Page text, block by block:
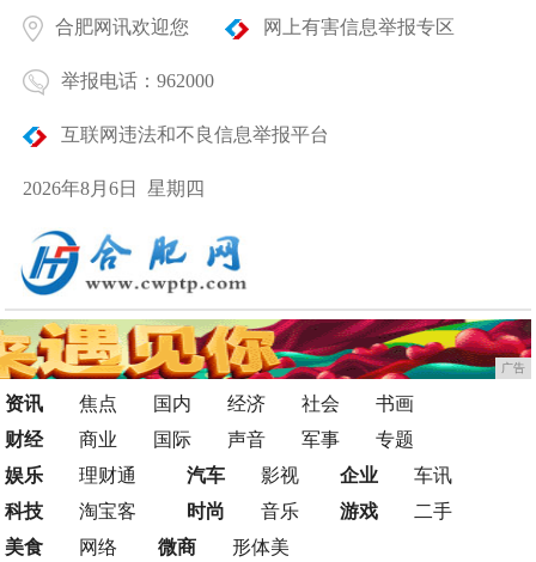
合肥网讯欢迎您 网上有害信息举报专区
举报电话：962000
互联网违法和不良信息举报平台
2026年8月6日 星期四
广告
资讯 焦点 国内 经济 社会
书画
财经
商业 国际 声音 军事
专题
娱乐
理财通
科技
淘宝客
汽车
影视
时尚
音乐
企业
车讯
游戏
二手
美食
网络
微商
形体美